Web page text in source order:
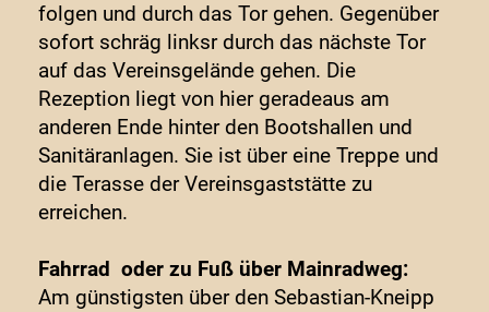
folgen und durch das Tor gehen. Gegenüber
sofort schräg linksr durch das nächste Tor
auf das Vereinsgelände gehen. Die
Rezeption liegt von hier geradeaus am
anderen Ende hinter den Bootshallen und
Sanitäranlagen. Sie ist über eine Treppe und
die Terasse der Vereinsgaststätte zu
erreichen.
Fahrrad oder zu Fuß über Mainradweg:
Am günstigsten über den Sebastian-Kneipp